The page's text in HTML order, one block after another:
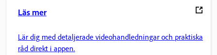
Läs mer
Lär dig med detaljerade videohandledningar och praktiska
råd direkt i appen.